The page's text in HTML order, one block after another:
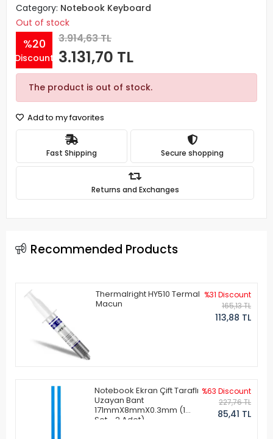
Category: Notebook Keyboard
Out of stock
%20
Discount
3.914,63 TL
3.131,70 TL
The product is out of stock.
Add to my favorites
Fast Shipping Secure shopping
Returns and Exchanges
Recommended Products
Thermalright HY510 Termal
Macun
%31 Discount
165,13 TL
113,88 TL
Notebook Ekran Çift Taraflı
Uzayan Bant
171mmX8mmX0.3mm (1
Set - 2 Adet)
%63 Discount
227,76 TL
85,41 TL